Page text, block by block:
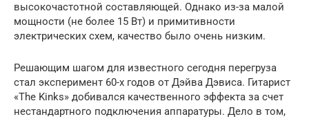
высокочастотной составляющей. Однако из-за малой
мощности (не более 15 Вт) и примитивности
электрических схем, качество было очень низким.
Решающим шагом для известного сегодня перегруза
стал эксперимент 60-х годов от Дэйва Дэвиса. Гитарист
«The Kinks» добивался качественного эффекта за счет
нестандартного подключения аппаратуры. Дело в том,